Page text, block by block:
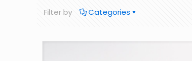
Filter by Categories